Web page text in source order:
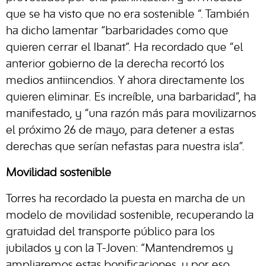
que se ha visto que no era sostenible “. También
ha dicho lamentar “barbaridades como que
quieren cerrar el Ibanat”. Ha recordado que “el
anterior gobierno de la derecha recortó los
medios antiincendios. Y ahora directamente los
quieren eliminar. Es increíble, una barbaridad”, ha
manifestado, y “una razón más para movilizarnos
el próximo 26 de mayo, para detener a estas
derechas que serían nefastas para nuestra isla”.
Movilidad sostenible
Torres ha recordado la puesta en marcha de un
modelo de movilidad sostenible, recuperando la
gratuidad del transporte público para los
jubilados y con la T-Joven: “Mantendremos y